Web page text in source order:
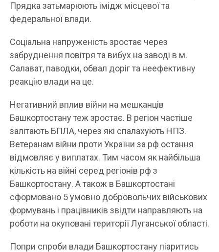
Прядка затьмарюють імідж місцевої та
федеральної влади.
Соціальна напруженість зростає через
забруднення повітря та вибух на заводі в м.
Салават, паводки, обвал доріг та неефективну
реакцію влади на це.
Негативний вплив війни на мешканців
Башкортостану теж зростає. В регіон частіше
залітають БПЛА, через які спалахують НПЗ.
Ветеранам війни проти України за рф остання
відмовляє у виплатах. Тим часом як найбільша
кількість на війні серед регіонів рф з
Башкортостану. А також в Башкортостані
сформовано 5 умовно добровольчих військових
формувань і працівників звідти направляють на
роботи на окуповані території Луганської області.
Попри спроби влади Башкортостану піаритись